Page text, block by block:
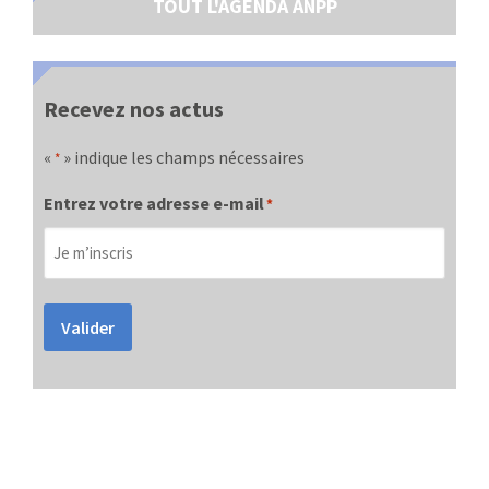
TOUT L'AGENDA ANPP
Recevez nos actus
« * » indique les champs nécessaires
Entrez votre adresse e-mail*
Valider